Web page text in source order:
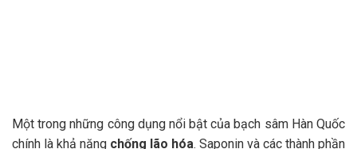
Một trong những công dụng nổi bật của bạch sâm Hàn Quốc
chính là khả năng chống lão hóa. Saponin và các thành phần